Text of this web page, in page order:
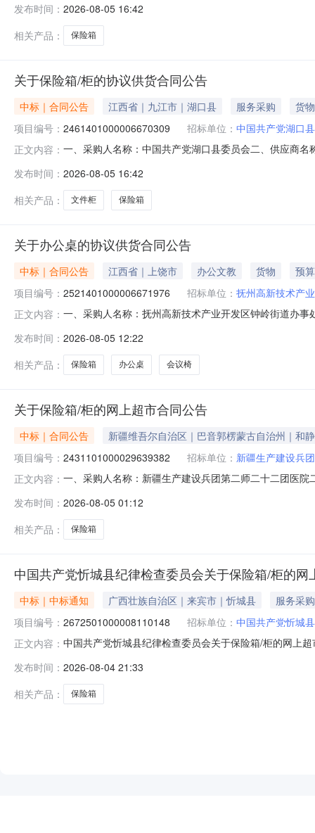
A1/D-55A2AEQN8917晨光/MGAEQN8917个
发布时间： 2026-08-05 16:42
相关产品：
保险箱
关于保险箱/柜的协议供货合同公告
中标｜合同公告 江西省｜九江市｜湖口县 服务采购
货物
项目编号： 2461401000006670309 招标单位： 中国共产党湖口
正文内容： 一、采购人名称：中国共产党湖口县委员会二、供应商
鸿星900*550*420mm个1.008508502鸿星文件柜鸿星中
发布时间： 2026-08-05 16:42
相关产品：
文件柜 保险箱
关于办公桌的协议供货合同公告
中标｜合同公告 江西省｜上饶市 办公文教 货物
预
项目编号： 2521401000006671976 招标单位： 抚州高新技术产
正文内容： 一、采购人名称：抚州高新技术产业开发区钟岭街道办
南A-1135张1.005005002永固G-26保险箱保密箱永固G-
发布时间： 2026-08-05 12:22
相关产品：
保险箱 办公桌 会议椅
关于保险箱/柜的网上超市合同公告
中标｜合同公告
新疆维吾尔自治区｜巴音郭楞蒙古自治州｜和
项目编号： 2431101000029639382 招标单位： 新疆生产建设兵
正文内容： 一、采购人名称：新疆生产建设兵团第二师二十二团医
办公虎/officetiger保密柜个1.0029502950服务要求或标
发布时间： 2026-08-05 01:12
相关产品：
保险箱
中国共产党忻城县纪律检查委员会关于保险箱/柜的
中标｜中标通知 广西壮族自治区｜来宾市｜忻城县
服务采购
项目编号： 2672501000008110148 招标单位： 中国共产党忻城
正文内容： 中国共产党忻城县纪律检查委员会关于保险箱/柜的网上
号:2672501000008110148项目联系人:蓝龙项目联系电
发布时间： 2026-08-04 21:33
相关产品：
保险箱